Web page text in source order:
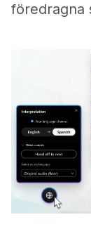
föredragna